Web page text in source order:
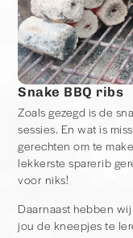
Snake BBQ ribs
Zoals gezegd is de
sessies. En wat is
gerechten om te
lekkerste sparerib
voor niks!
Daarnaast hebben
jou de kneepjes te